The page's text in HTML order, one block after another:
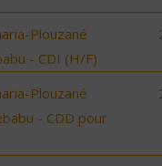
Plouzané
- CDI (H/F)
Plouzané
- CDD pour